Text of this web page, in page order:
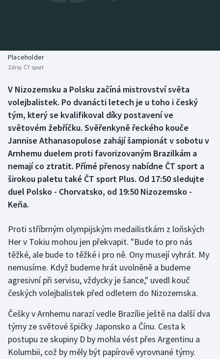
Boby a skeleton
Box
Curling
Dostihy
Florbal
Futsal
Golf
Gymnastika
Házená
Jezdectví
Judo
Krasobruslení
Lezení
AZ kvíz
Placeholder
Zdroj: ČT sport
V Nizozemsku a Polsku začíná mistrovství světa
volejbalistek. Po dvanácti letech je u toho i český
tým, který se kvalifikoval díky postavení ve
světovém žebříčku. Svěřenkyně řeckého kouče
Jannise Athanasopulose zahájí šampionát v sobotu v
Arnhemu duelem proti favorizovaným Brazilkám a
nemají co ztratit. Přímé přenosy nabídne ČT sport a
širokou paletu také ČT sport Plus. Od 17:50 sledujte
duel Polsko - Chorvatsko, od 19:50 Nizozemsko -
Keňa.
Proti stříbrným olympijským medailistkám z loňských
Her v Tokiu mohou jen překvapit. "Bude to pro nás
těžké, ale bude to těžké i pro ně. Ony musejí vyhrát. My
nemusíme. Když budeme hrát uvolněně a budeme
agresivní při servisu, vždycky je šance," uvedl kouč
českých volejbalistek před odletem do Nizozemska.
Češky v Arnhemu narazí vedle Brazílie ještě na další dva
týmy ze světové špičky Japonsko a Čínu. Cesta k
postupu ze skupiny D by mohla vést přes Argentinu a
Kolumbii, což by měly být papírově vyrovnané týmy.